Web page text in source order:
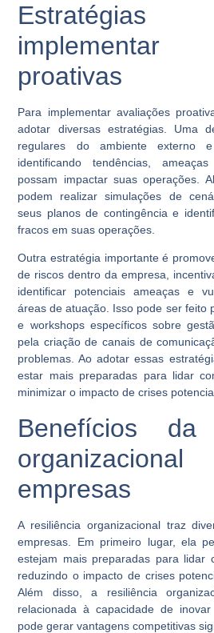
implementar
proativas
Para implementar avaliações
adotar diversas estratégias. Uma
regulares do ambiente externo
identificando tendências,
possam impactar suas operações.
podem realizar simulações de
seus planos de contingência e
fracos em suas operações.
Outra estratégia importante é
de riscos dentro da empresa,
identificar potenciais ameaças e
áreas de atuação. Isso pode ser feito
e workshops específicos sobre
pela criação de canais de
problemas. Ao adotar essas
estar mais preparadas para lidar
minimizar o impacto de crises
Benefícios da
empresas
A resiliência organizacional traz
empresas. Em primeiro lugar, ela
estejam mais preparadas para lidar
reduzindo o impacto de crises
Além disso, a resiliência
relacionada à capacidade de
pode gerar vantagens competitivas